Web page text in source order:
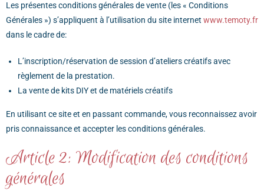
Les présentes conditions générales de vente (les « Conditions
Générales ») s’appliquent à l’utilisation du site internet www.temoty.fr
dans le cadre de:
L’inscription/réservation de session d’ateliers créatifs avec
règlement de la prestation.
La vente de kits DIY et de matériels créatifs
En utilisant ce site et en passant commande, vous reconnaissez avoir
pris connaissance et accepter les conditions générales.
Article 2: Modification des conditions
générales